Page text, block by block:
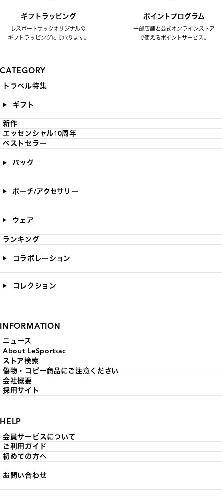
ギフトラッピング
レスポートサックオリジナルの
ギフトラッピングにて承ります。
ポイントプログラム
一部店舗と公式オンラインストア
で使えるポイントサービス。
CATEGORY
トラベル特集
ギフト
新作
エッセンシャル10周年
ベストセラー
バッグ
ポーチ/アクセサリー
ウェア
ランキング
コラボレーション
コレクション
INFORMATION
ニュース
About LeSportsac
ストア検索
偽物・コピー商品にご注意ください
会社概要
採用サイト
HELP
会員サービスについて
ご利用ガイド
初めての方へ
お問い合わせ